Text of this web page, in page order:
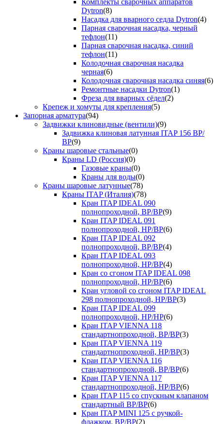
Комплекты сварочных аппаратов
Dytron(8)
Насадка для вварного седла Dytron(4)
Парная сварочная насадка, черный
тефлон(11)
Парная сварочная насадка, синий
тефлон(11)
Колодочная сварочная насадка
черная(6)
Колодочная сварочная насадка синяя(6)
Ремонтные насадки Dytron(1)
Фреза для вварных сёдел(2)
Крепеж и хомуты для крепления(5)
Запорная арматура(94)
Задвижки клиновидные (вентили)(9)
Задвижка клиновая латунная ITAP 156 ВР/
ВР(9)
Краны шаровые стальные(0)
Краны LD (Россия)(0)
Газовые краны(0)
Краны для воды(0)
Краны шаровые латунные(78)
Краны ITAP (Италия)(78)
Кран ITAP IDEAL 090
полнопроходной, ВР/ВР(9)
Кран ITAP IDEAL 091
полнопроходной, НР/ВР(6)
Кран ITAP IDEAL 092
полнопроходной, ВР/ВР(4)
Кран ITAP IDEAL 093
полнопроходной, НР/ВР(4)
Кран со сгоном ITAP IDEAL 098
полнопроходной, НР/ВР(6)
Кран угловой со сгоном ITAP IDEAL
298 полнопроходной, НР/ВР(3)
Кран ITAP IDEAL 099
полнопроходной, НР/НР(6)
Кран ITAP VIENNA 118
стандартнопроходной, ВР/ВР(3)
Кран ITAP VIENNA 119
стандартнопроходной, НР/ВР(3)
Кран ITAP VIENNA 116
стандартнопроходной, ВР/ВР(6)
Кран ITAP VIENNA 117
стандартнопроходной, НР/ВР(6)
Кран ITAP 115 со спускным клапаном
стандартный ВР/ВР(6)
Кран ITAP MINI 125 с ручкой-
флажком, ВР/ВР(2)